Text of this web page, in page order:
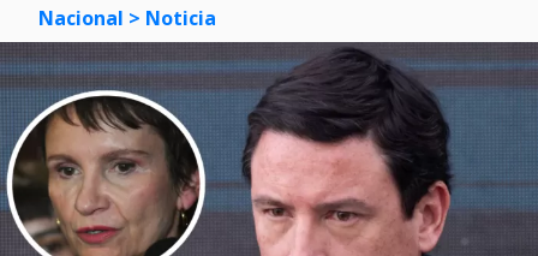
Nacional > Noticia